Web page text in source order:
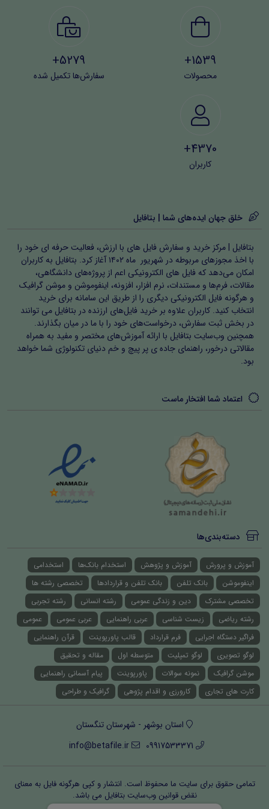
1539+
محصولات
5279+
سفارش‌ها تکمیل شده
4370+
کاربران
خلق جهان ایده‌های شما | بتافایل
بتافایل | مرکز خرید و سفارش فایل های با ارزش، فعالیت حرفه ای خود را
با اخذ مجوزهای مربوطه در شهریور ماه ۱۴۰۲ آغاز کرد. بتافایل به کاربران
امکان می‌دهد که فایل های الکترونیکی اعم از پروژه‌های دانشگاهی،
مقالات، فرم‌ها و مستندات، نرم افزار، افزونه، اینفوموشن و موشن گرافیک
و هرگونه فایل الکترونیکی دیگری را از طریق این سامانه برای خرید
انتخاب کنید. کاربران علاوه بر خرید فایل‌های ارزنده در بتافایل می توانند
در بخش ثبت سفارش، درخواست‌های خود را با ما در میان بگذارند.
همچنین وب‌سایت بتافایل با ارائه آموزش‌های مختصر و مفید به همراه
مقالاتی درخور، راهنمای جاده ی پر پیچ و خم دنیای تکنولوژی شما خواهد
بود.
اعتماد شما افتخار ماست
دسته‌بندی‌ها
آموزش و پرورش آموزش و پژوهش استخدام بانک‌ها
استخدامی
اینفوموشن
بانک تلفن بانک تلفن و قراردادها
تخصصی رشته ها
تخصصی مشترک
دین و زندگی عمومی رشته انسانی
رشته تجربی
رشته ریاضی
زیست شناسی عربی راهنمایی عربی عمومی
عمومی
فراگیر دستگاه اجرایی
فرم قرارداد قالب پاورپوینت
قرآن راهنمایی
لوگو تصویری
لوگو تمپلیت متوسطه اول
مقاله و تحقیق
موشن گرافیک
نمونه سوالات پاورپوینت
پیام آسمانی راهنمایی
کارت های تجاری
کارورزی و اقدام پژوهی گرافیک و طراحی
استان بوشهر - شهرستان تنگستان
09917533371
info@betafile.ir
تمامی حقوق برای سایت ما محفوظ است. انتشار و کپی هرگونه فایل‌ به معنای
نقض قوانین وب‌سایت بتافایل می باشد.